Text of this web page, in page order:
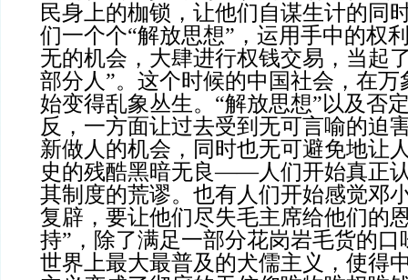
民身上的枷锁，让他们自谋生计的同
们一个个“解放思想”，运用手中的权
无的机会，大肆进行权钱交易，当起
部分人”。这个时候的中国社会，在
始变得乱象丛生。“解放思想”以及否
反，一方面让过去受到无可言喻的迫
新做人的机会，同时也无可避免地让
史的残酷黑暗无良——人们开始真正
其制度的荒谬。也有人们开始感觉邓
复辟，要让他们尽失毛主席给他们的
持”，除了满足一部分花岗岩毛货的
世界上最大最普及的犬儒主义，使得